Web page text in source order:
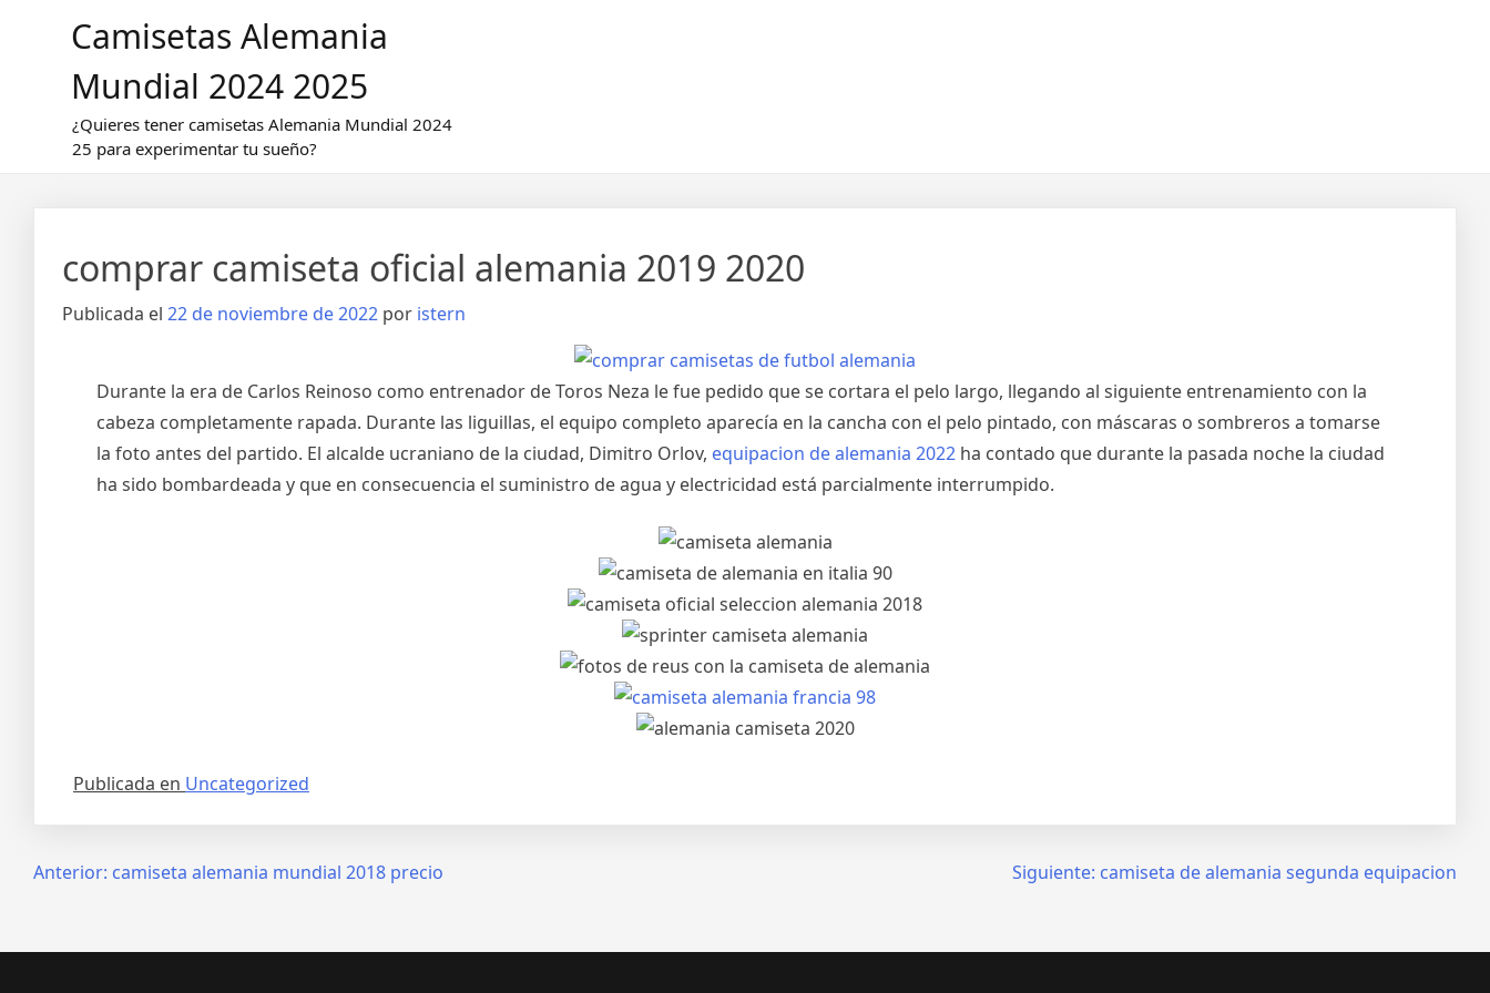
Camisetas Alemania
Mundial 2024 2025
¿Quieres tener camisetas Alemania Mundial 2024
25 para experimentar tu sueño?
comprar camiseta oficial alemania 2019 2020
Publicada el 22 de noviembre de 2022 por istern
Durante la era de Carlos Reinoso como entrenador de Toros Neza le fue pedido que se cortara el pelo largo, llegando al siguiente entrenamiento con la
cabeza completamente rapada. Durante las liguillas, el equipo completo aparecía en la cancha con el pelo pintado, con máscaras o sombreros a tomarse
la foto antes del partido. El alcalde ucraniano de la ciudad, Dimitro Orlov, equipacion de alemania 2022 ha contado que durante la pasada noche la ciudad
ha sido bombardeada y que en consecuencia el suministro de agua y electricidad está parcialmente interrumpido.
Publicada en Uncategorized
Navegación
entradas
Anterior: camiseta alemania mundial 2018 precio Siguiente: camiseta de alemania segunda equipacion